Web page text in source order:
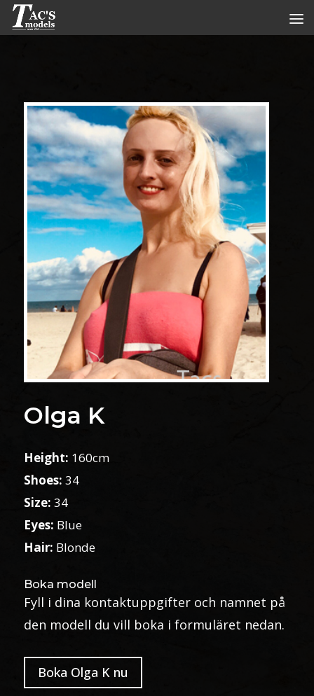
Olga K
Height: 160cm
Shoes: 34
Size: 34
Eyes: Blue
Hair: Blonde
Boka modell
Fyll i dina kontaktuppgifter och namnet på
den modell du vill boka i formuläret nedan.
Boka Olga K nu